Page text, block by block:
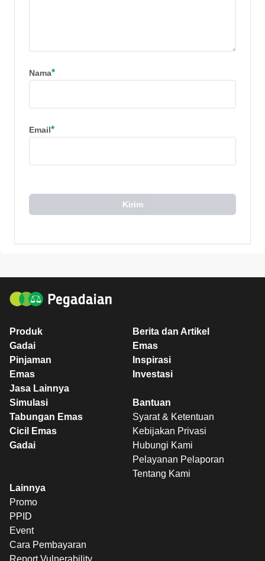
Nama*
Email*
Kirim
Produk
Gadai
Pinjaman
Emas
Jasa Lainnya
Berita dan Artikel
Emas
Inspirasi
Investasi
Simulasi
Tabungan Emas
Cicil Emas
Gadai
Bantuan
Syarat & Ketentuan
Kebijakan Privasi
Hubungi Kami
Pelayanan Pelaporan
Tentang Kami
Lainnya
Promo
PPID
Event
Cara Pembayaran
Report Vulnerability